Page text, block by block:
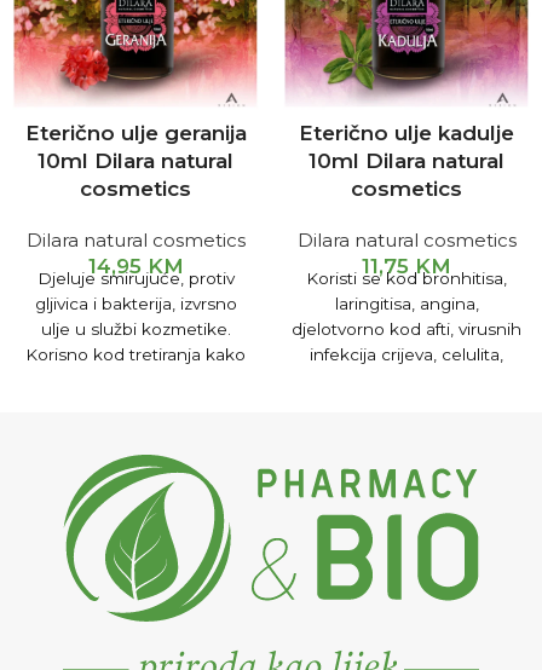
Eterično ulje geranija
10ml Dilara natural
cosmetics
Dilara natural cosmetics
14,95KM
Djeluje smirujuće, protiv
gljivica i bakterija, izvrsno
ulje u službi kozmetike.
Korisno kod tretiranja kako
Eterično ulje kadulje
10ml Dilara natural
cosmetics
Dilara natural cosmetics
11,75 KM
Koristi se kod bronhitisa,
laringitisa, angina,
djelotvorno kod afti, virusnih
infekcija crijeva, celulita,